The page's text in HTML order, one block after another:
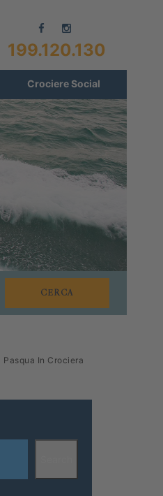
199.120.130
Crociere Social
Pasqua In Crociera